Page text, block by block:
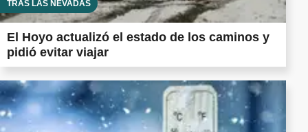
TRAS LAS NEVADAS
El Hoyo actualizó el estado de los caminos y
pidió evitar viajar